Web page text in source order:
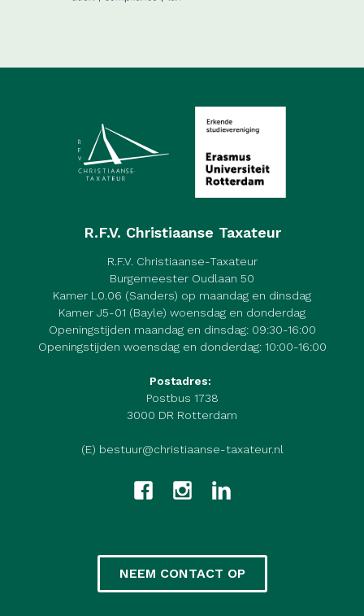
R.F.V. Christiaanse Taxateur
R.F.V. Christiaanse-Taxateur
Burgemeester Oudlaan 50
Kamer L0.06 (Sanders) op maandag en dinsdag
Kamer J5-01 (Bayle) woensdag en donderdag
Openingstijden maandag en dinsdag: 09:30-16:00
Openingstijden woensdag en donderdag: 10:00-16:00
Postadres:
Postbus 1738
3000 DR Rotterdam
(E) bestuur@christiaanse-taxateur.nl
NEEM CONTACT OP